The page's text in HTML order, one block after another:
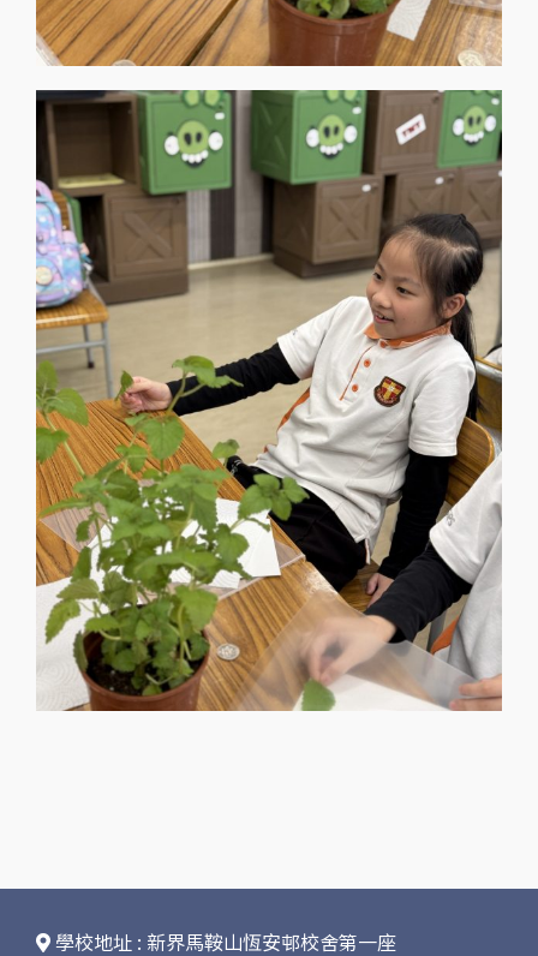
學校地址 : 新界馬鞍山恆安邨校舍第一座